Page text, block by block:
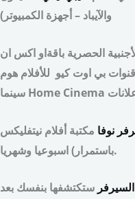
والآيباد – أجهزة الكمبيوتر)
الحصرية باقةاو اكس ان
قنوات بي اوت كيو للأفلام هوم
نوفا مكتبة أفلام نيتفليكس Netflix العالمية (محدثة
باستمرار) اسبوعيا وشهريا.
السيرفر ستكتشفها بنفسك بعد